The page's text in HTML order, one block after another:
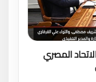
المصري